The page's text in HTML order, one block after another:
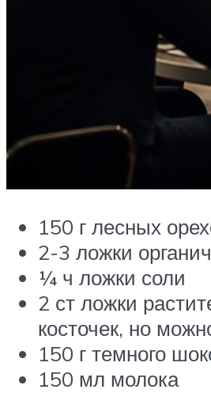
150 г лесных
2-3 ложки
¼ ч ложки соли
2 ст ложки
косточек, но
150 г темного
150 мл молока